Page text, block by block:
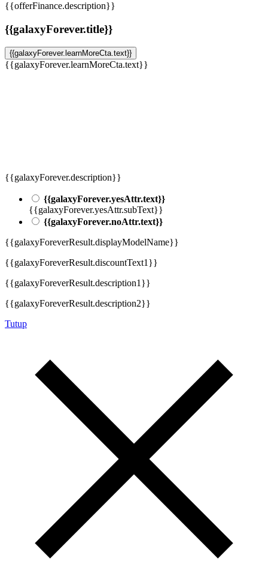
{{offerFinance.description}}
{{galaxyForever.title}}
{{galaxyForever.learnMoreCta.text}}
{{galaxyForever.learnMoreCta.text}}
{{galaxyForever.description}}
{{galaxyForever.yesAttr.text}}
{{galaxyForever.yesAttr.subText}}
{{galaxyForever.noAttr.text}}
{{galaxyForeverResult.displayModelName}}
{{galaxyForeverResult.discountText1}}
{{galaxyForeverResult.description1}}
{{galaxyForeverResult.description2}}
Tutup